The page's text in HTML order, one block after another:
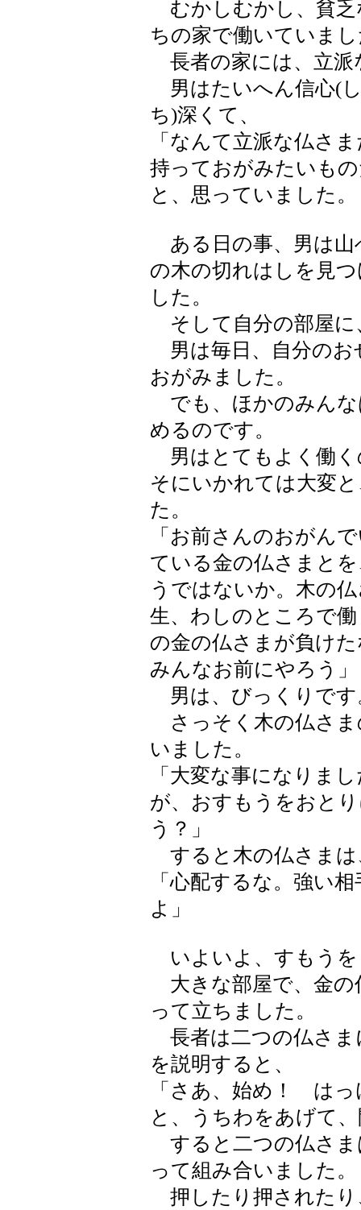
むかしむかし、貧乏
ちの家で働いていま
長者の家には、立派
男はたいへん信心(
ち)深くて、
「なんて立派な仏さ
持っておがみたいも
と、思っていました。
ある日の事、男は山
の木の切れはしを見
した。
そして自分の部屋に
男は毎日、自分のお
おがみました。
でも、ほかのみんな
めるのです。
男はとてもよく働く
そにいかれては大変
た。
「お前さんのおがん
ている金の仏さまと
うではないか。木の
生、わしのところで
の金の仏さまが負け
みんなお前にやろう」
男は、びっくりです
さっそく木の仏さま
いました。
「大変な事になりま
が、おすもうをおと
う？」
すると木の仏さまは
「心配するな。強い
よ」
いよいよ、すもうを
大きな部屋で、金の
って立ちました。
長者は二つの仏さま
を説明すると、
「さあ、始め！ は
と、うちわをあげて
すると二つの仏さま
って組み合いました。
押したり押されたり